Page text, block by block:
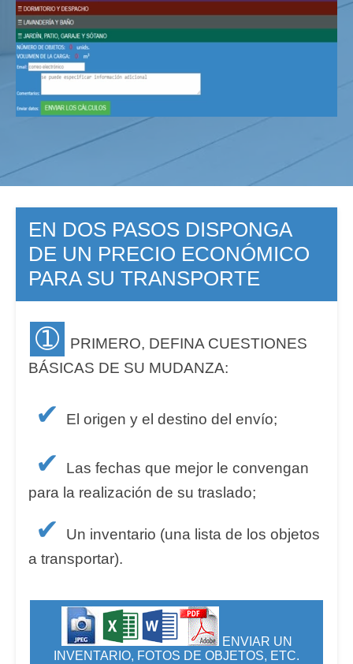
EN DOS PASOS DISPONGA
DE UN PRECIO ECONÓMICO
PARA SU TRANSPORTE
➀
PRIMERO, DEFINA CUESTIONES
BÁSICAS DE SU MUDANZA:
✔ El origen y el destino del envío;
✔
Las fechas que mejor le convengan
para la realización de su traslado;
✔
Un inventario (una lista de los objetos
a transportar).
ENVIAR UN
INVENTARIO, FOTOS DE OBJETOS, ETC.